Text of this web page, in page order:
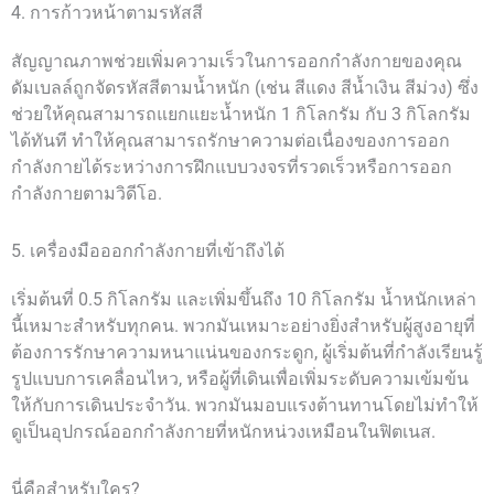
4. การก้าวหน้าตามรหัสสี
สัญญาณภาพช่วยเพิ่มความเร็วในการออกกำลังกายของคุณ
ดัมเบลล์ถูกจัดรหัสสีตามน้ำหนัก (เช่น สีแดง สีน้ำเงิน สีม่วง) ซึ่ง
ช่วยให้คุณสามารถแยกแยะน้ำหนัก 1 กิโลกรัม กับ 3 กิโลกรัม
ได้ทันที ทำให้คุณสามารถรักษาความต่อเนื่องของการออก
กำลังกายได้ระหว่างการฝึกแบบวงจรที่รวดเร็วหรือการออก
กำลังกายตามวิดีโอ.
5. เครื่องมือออกกำลังกายที่เข้าถึงได้
เริ่มต้นที่ 0.5 กิโลกรัม และเพิ่มขึ้นถึง 10 กิโลกรัม น้ำหนักเหล่า
นี้เหมาะสำหรับทุกคน. พวกมันเหมาะอย่างยิ่งสำหรับผู้สูงอายุที่
ต้องการรักษาความหนาแน่นของกระดูก, ผู้เริ่มต้นที่กำลังเรียนรู้
รูปแบบการเคลื่อนไหว, หรือผู้ที่เดินเพื่อเพิ่มระดับความเข้มข้น
ให้กับการเดินประจำวัน. พวกมันมอบแรงต้านทานโดยไม่ทำให้
ดูเป็นอุปกรณ์ออกกำลังกายที่หนักหน่วงเหมือนในฟิตเนส.
นี่คือสำหรับใคร?